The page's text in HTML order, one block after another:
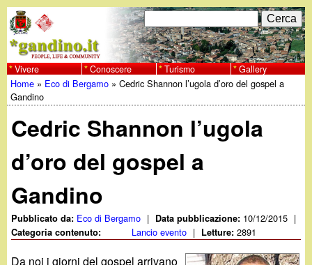
al
contenuto
principale
w
w
w
g
a
F
o
r
d
i
i
C
e
r
c
a
Vivere Conoscere Turismo Gallery
Tu
sei
qui
Home » Eco di Bergamo »Cedric Shannon l’ugola d’oro del gospel a
Gandino
Cedric Shannon l’ugola
d’oro del gospel a
Gandino
Pubblicato da: Eco di Bergamo | Data pubblicazione: 10/12/2015 |
Categoria contenuto: Lancio evento | Letture:2891
Da noi i giorni del gospel arrivano